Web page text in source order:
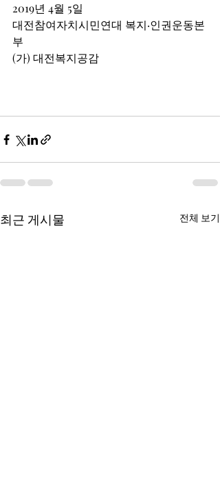
2019년 4월 5일
대전참여자치시민연대 복지·인권운동본
부
(가) 대전복지공감
최근 게시물 전체 보기